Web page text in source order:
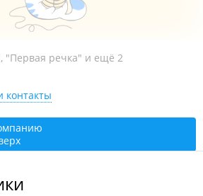
Рыбацкая, 56 стр. 7 (Магазин)
в 09:00
"Первая речка" и ещё 2
контакты